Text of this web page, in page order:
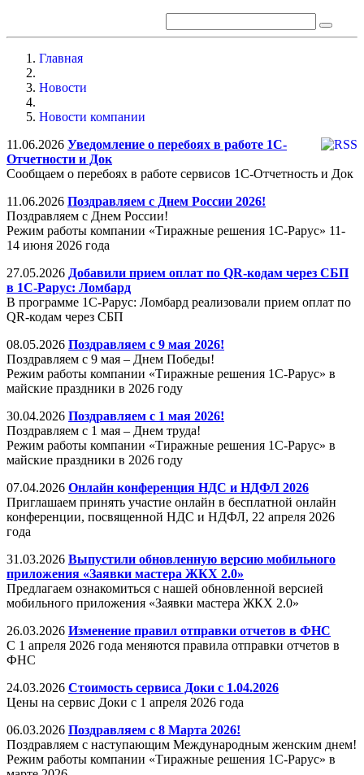
Главная
Новости
Новости компании
11.06.2026 Уведомление о перебоях в работе 1С-
Отчетности и Док
Сообщаем о перебоях в работе сервисов 1С-Отчетность и Док
11.06.2026 Поздравляем с Днем России 2026!
Поздравляем с Днем России!
Режим работы компании «Тиражные решения 1С-Рарус» 11-
14 июня 2026 года
27.05.2026 Добавили прием оплат по QR-кодам через СБП
в 1С-Рарус: Ломбард
В программе 1С-Рарус: Ломбард реализовали прием оплат по
QR-кодам через СБП
08.05.2026 Поздравляем с 9 мая 2026!
Поздравляем с 9 мая – Днем Победы!
Режим работы компании «Тиражные решения 1С-Рарус» в
майские праздники в 2026 году
30.04.2026 Поздравляем с 1 мая 2026!
Поздравляем с 1 мая – Днем труда!
Режим работы компании «Тиражные решения 1С-Рарус» в
майские праздники в 2026 году
07.04.2026 Онлайн конференция НДС и НДФЛ 2026
Приглашаем принять участие онлайн в бесплатной онлайн
конференции, посвященной НДС и НДФЛ, 22 апреля 2026
года
31.03.2026 Выпустили обновленную версию мобильного
приложения «Заявки мастера ЖКХ 2.0»
Предлагаем ознакомиться с нашей обновленной версией
мобильного приложения «Заявки мастера ЖКХ 2.0»
26.03.2026 Изменение правил отправки отчетов в ФНС
С 1 апреля 2026 года меняются правила отправки отчетов в
ФНС
24.03.2026 Стоимость сервиса Доки с 1.04.2026
Цены на сервис Доки с 1 апреля 2026 года
06.03.2026 Поздравляем с 8 Марта 2026!
Поздравляем с наступающим Международным женским днем!
Режим работы компании «Тиражные решения 1С-Рарус» в